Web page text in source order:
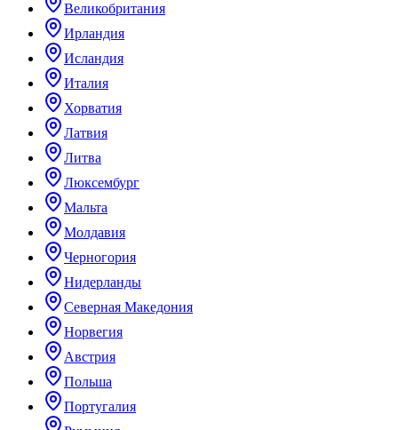
Великобритания
Ирландия
Исландия
Италия
Хорватия
Латвия
Литва
Люксембург
Мальта
Молдавия
Черногория
Нидерланды
Северная Македония
Норвегия
Австрия
Польша
Португалия